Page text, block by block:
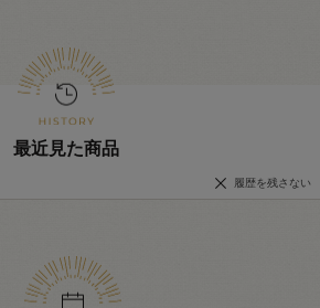
最近見た商品
履歴を残さない